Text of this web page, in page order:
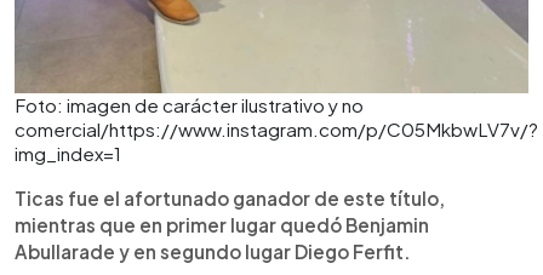
Foto: imagen de carácter ilustrativo y no
comercial/https://www.instagram.com/p/C05MkbwLV7v/?
img_index=1
Ticas fue el afortunado ganador de este título,
mientras que en primer lugar quedó Benjamin
Abullarade y en segundo lugar Diego Ferfit.